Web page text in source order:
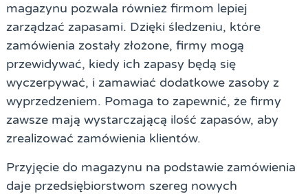
magazynu pozwala również firmom lepiej
zarządzać zapasami. Dzięki śledzeniu, które
zamówienia zostały złożone, firmy mogą
przewidywać, kiedy ich zapasy będą się
wyczerpywać, i zamawiać dodatkowe zasoby z
wyprzedzeniem. Pomaga to zapewnić, że firmy
zawsze mają wystarczającą ilość zapasów, aby
zrealizować zamówienia klientów.
Przyjęcie do magazynu na podstawie zamówienia
daje przedsiębiorstwom szereg nowych